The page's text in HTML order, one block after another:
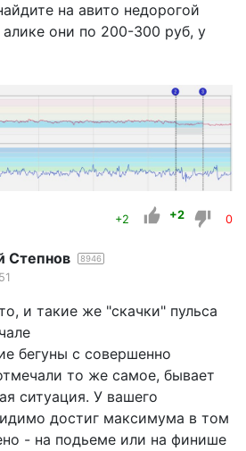
на авито недорогой
они по 200-300 руб, у
+2 +2 0
Степнов 8946
и такие же "скачки" пульса
бегуны с совершенно
то же самое, бывает
ситуация. У вашего
достиг максимума в том
- на подьеме или на финише